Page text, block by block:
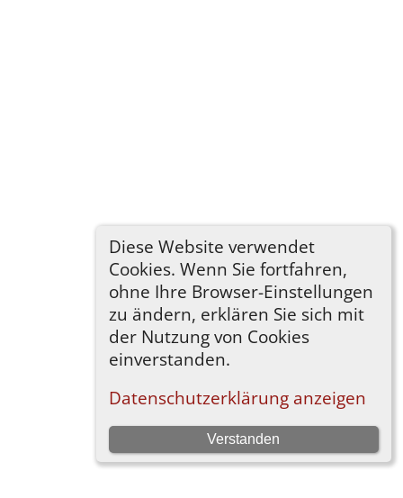
Diese Website verwendet
Cookies. Wenn Sie fortfahren,
ohne Ihre Browser-Einstellungen
zu ändern, erklären Sie sich mit
der Nutzung von Cookies
einverstanden.
Datenschutzerklärung anzeigen
Verstanden